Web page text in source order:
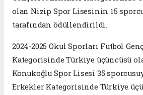
olan Nizip Spor Lisesinin 15
tarafından ödüllendirildi.
2024-2025 Okul Sporları Futbol
Kategorisinde Türkiye üçüncüsü
Konukoğlu Spor Lisesi 35
Erkekler Kategorisinde Türkiye